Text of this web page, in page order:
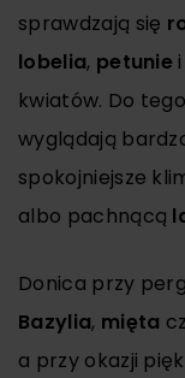
sprawdzają się
lobelia, petunie i
kwiatów. Do tego
wyglądają
spokojniejsze
albo pachnącą
Donica przy
Bazylia, mięta
a przy okazji